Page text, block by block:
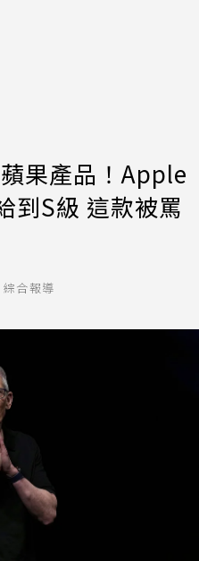
果產品！Apple
到S級 這款被罵
合報導